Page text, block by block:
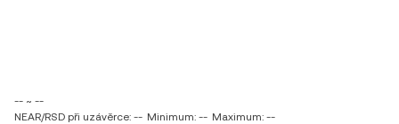
-- ~ --
NEAR/RSD při uzávěrce: -- Minimum: -- Maximum: --